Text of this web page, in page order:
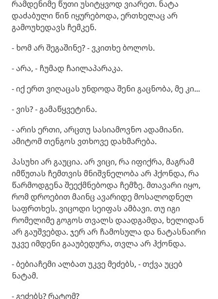
რამდენიმე წუთი უსიტყვოდ ვიარეთ. ნატა
დაძაბული წინ იყურებოდა, ერთხელაც არ
გამოუხედავს ჩემკენ.
- ხომ არ შეგაშინე? - ვკითხე ბოლოს.
- არა, - ჩუმად ჩაილაპარაკა.
- იქ ერთ ვიღაცას უნდოდა შენი გაცნობა, მე კი...
- ვის? - გამაწყვეტინა.
- არის ერთი, არცთუ სასიამოვნო ადამიანი.
ამიტომ თენგოს ვთხოვე დახმარება.
პასუხი არ გაუცია. არ ვიცი, რა იფიქრა, მაგრამ
იმწუთას ჩემთვის მნიშვნელობა არ ჰქონდა, რა
წარმოდგენა შეექმნებოდა ჩემზე. მთავარი იყო,
რომ დროებით მაინც ავარიდე მოსალოდნელ
საფრთხეს. ვიცოდი სეიფას ამბავი. თუ იგი
რომელიმე გოგოს თვალს დაადგამდა, ხელიდან
არ გაუშვებდა. ჯერ არ ჩამოსულა და ნატასნაირი
უკვე იმდენი გააუბედურა, თვლა არ ჰქონდა.
- ბებიაჩემი ალბათ უკვე მეძებს, - თქვა უცებ
ნატამ.
- გეძებს? რატომ?